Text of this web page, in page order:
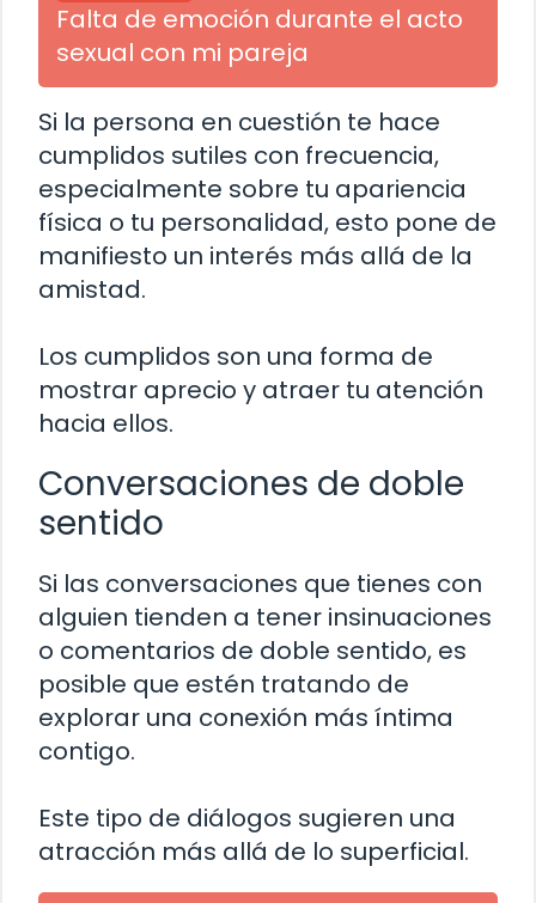
Falta de emoción durante el acto
sexual con mi pareja
Si la persona en cuestión te hace
cumplidos sutiles con frecuencia,
especialmente sobre tu apariencia
física o tu personalidad, esto pone de
manifiesto un interés más allá de la
amistad.
Los cumplidos son una forma de
mostrar aprecio y atraer tu atención
hacia ellos.
Conversaciones de doble
sentido
Si las conversaciones que tienes con
alguien tienden a tener insinuaciones
o comentarios de doble sentido, es
posible que estén tratando de
explorar una conexión más íntima
contigo.
Este tipo de diálogos sugieren una
atracción más allá de lo superficial.